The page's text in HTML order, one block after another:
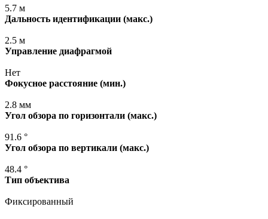
5.7 м
Дальность идентификации (макс.)
2.5 м
Управление диафрагмой
Нет
Фокусное расстояние (мин.)
2.8 мм
Угол обзора по горизонтали (макс.)
91.6 °
Угол обзора по вертикали (макс.)
48.4 °
Тип объектива
Фиксированный